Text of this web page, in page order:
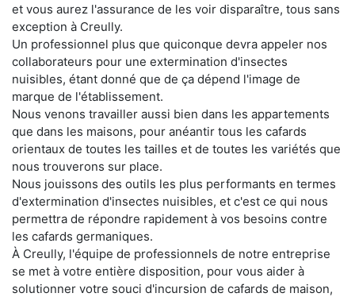
et vous aurez l'assurance de les voir disparaître, tous sans
exception à Creully.
Un professionnel plus que quiconque devra appeler nos
collaborateurs pour une extermination d'insectes
nuisibles, étant donné que de ça dépend l'image de
marque de l'établissement.
Nous venons travailler aussi bien dans les appartements
que dans les maisons, pour anéantir tous les cafards
orientaux de toutes les tailles et de toutes les variétés que
nous trouverons sur place.
Nous jouissons des outils les plus performants en termes
d'extermination d'insectes nuisibles, et c'est ce qui nous
permettra de répondre rapidement à vos besoins contre
les cafards germaniques.
À Creully, l'équipe de professionnels de notre entreprise
se met à votre entière disposition, pour vous aider à
solutionner votre souci d'incursion de cafards de maison,